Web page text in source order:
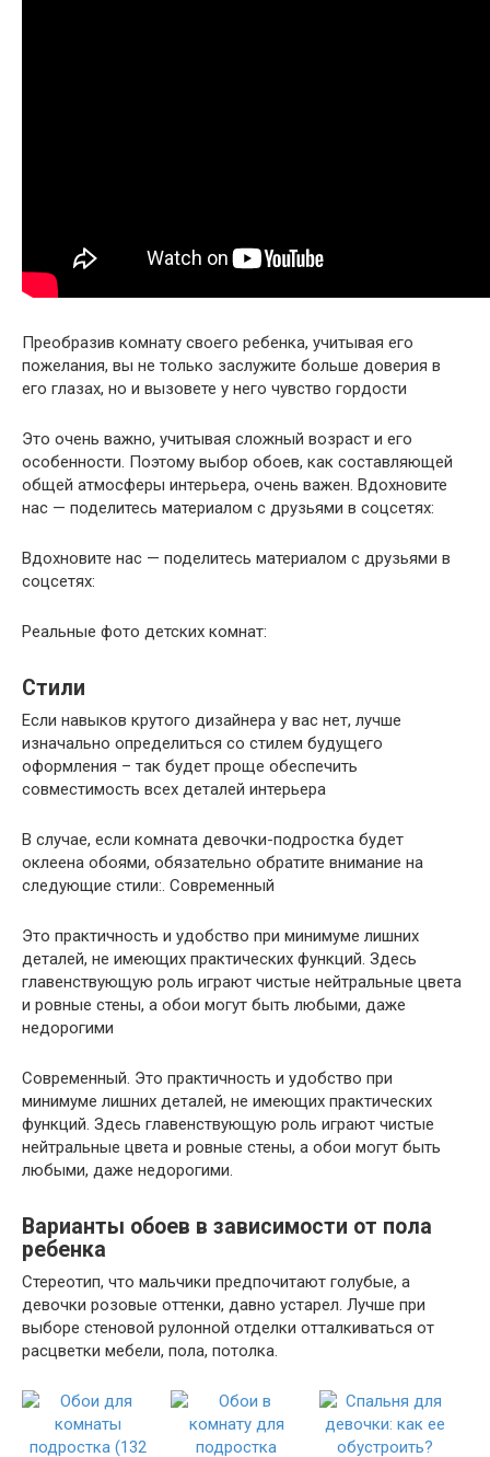
Преобразив комнату своего ребенка, учитывая его
пожелания, вы не только заслужите больше доверия в
его глазах, но и вызовете у него чувство гордости
Это очень важно, учитывая сложный возраст и его
особенности. Поэтому выбор обоев, как составляющей
общей атмосферы интерьера, очень важен. Вдохновите
нас — поделитесь материалом с друзьями в соцсетях:
Вдохновите нас — поделитесь материалом с друзьями в
соцсетях:
Реальные фото детских комнат:
Стили
Если навыков крутого дизайнера у вас нет, лучше
изначально определиться со стилем будущего
оформления – так будет проще обеспечить
совместимость всех деталей интерьера
В случае, если комната девочки-подростка будет
оклеена обоями, обязательно обратите внимание на
следующие стили:. Современный
Это практичность и удобство при минимуме лишних
деталей, не имеющих практических функций. Здесь
главенствующую роль играют чистые нейтральные цвета
и ровные стены, а обои могут быть любыми, даже
недорогими
Современный. Это практичность и удобство при
минимуме лишних деталей, не имеющих практических
функций. Здесь главенствующую роль играют чистые
нейтральные цвета и ровные стены, а обои могут быть
любыми, даже недорогими.
Варианты обоев в зависимости от пола
ребенка
Стереотип, что мальчики предпочитают голубые, а
девочки розовые оттенки, давно устарел. Лучше при
выборе стеновой рулонной отделки отталкиваться от
расцветки мебели, пола, потолка.